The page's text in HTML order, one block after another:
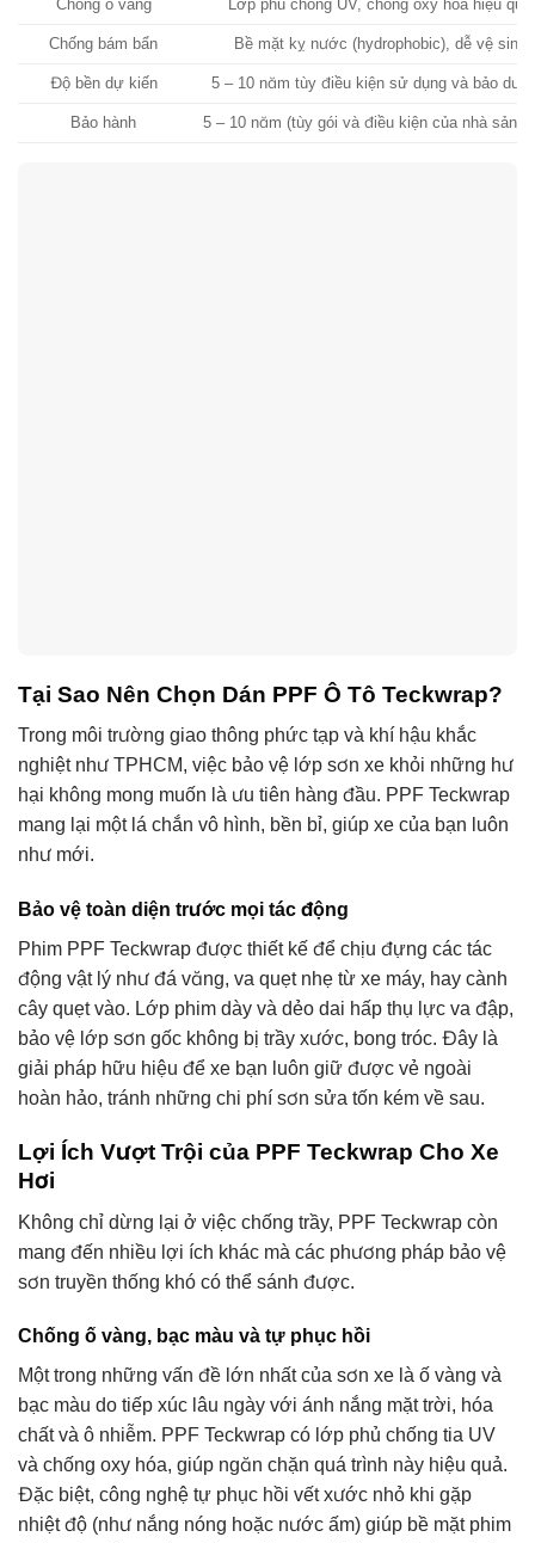
Chống ố vàng Lớp phủ chống UV, chống oxy hóa hiệu quả
Chống bám bẩn Bề mặt kỵ nước (hydrophobic), dễ vệ sinh
Độ bền dự kiến 5 – 10 năm tùy điều kiện sử dụng và bảo
Bảo hành 5 – 10 năm (tùy gói và điều kiện của nhà sản
Tại Sao Nên Chọn Dán PPF Ô Tô Teckwrap?
Trong môi trường giao thông phức tạp và khí hậu khắc
nghiệt như TPHCM, việc bảo vệ lớp sơn xe khỏi những hư
hại không mong muốn là ưu tiên hàng đầu. PPF Teckwrap
mang lại một lá chắn vô hình, bền bỉ, giúp xe của bạn luôn
như mới.
Bảo vệ toàn diện trước mọi tác động
Phim PPF Teckwrap được thiết kế để chịu đựng các tác
động vật lý như đá văng, va quẹt nhẹ từ xe máy, hay cành
cây quẹt vào. Lớp phim dày và dẻo dai hấp thụ lực va đập,
bảo vệ lớp sơn gốc không bị trầy xước, bong tróc. Đây là
giải pháp hữu hiệu để xe bạn luôn giữ được vẻ ngoài
hoàn hảo, tránh những chi phí sơn sửa tốn kém về sau.
Lợi Ích Vượt Trội của PPF Teckwrap Cho Xe
Hơi
Không chỉ dừng lại ở việc chống trầy, PPF Teckwrap còn
mang đến nhiều lợi ích khác mà các phương pháp bảo vệ
sơn truyền thống khó có thể sánh được.
Chống ố vàng, bạc màu và tự phục hồi
Một trong những vấn đề lớn nhất của sơn xe là ố vàng và
bạc màu do tiếp xúc lâu ngày với ánh nắng mặt trời, hóa
chất và ô nhiễm. PPF Teckwrap có lớp phủ chống tia UV
và chống oxy hóa, giúp ngăn chặn quá trình này hiệu quả.
Đặc biệt, công nghệ tự phục hồi vết xước nhỏ khi gặp
nhiệt độ (như nắng nóng hoặc nước ấm) giúp bề mặt phim